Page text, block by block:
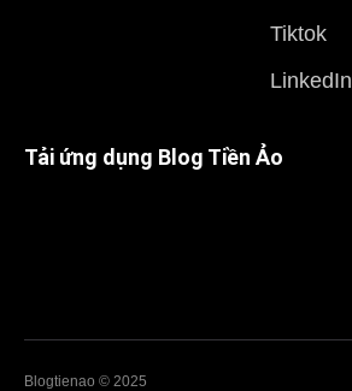
Tiktok
LinkedIn
Tải ứng dụng Blog Tiền Ảo
Blogtienao © 2025